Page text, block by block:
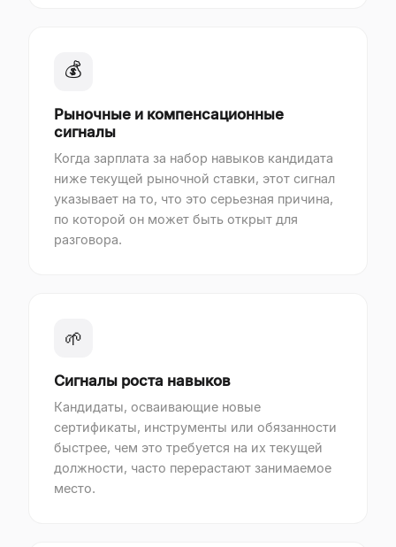
💰
Рыночные и компенсационные
сигналы
Когда зарплата за набор навыков кандидата
ниже текущей рыночной ставки, этот сигнал
указывает на то, что это серьезная причина,
по которой он может быть открыт для
разговора.
🌱
Сигналы роста навыков
Кандидаты, осваивающие новые
сертификаты, инструменты или обязанности
быстрее, чем это требуется на их текущей
должности, часто перерастают занимаемое
место.